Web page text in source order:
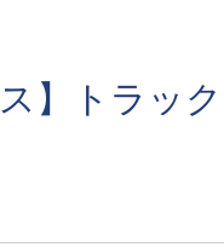
ス】トラッ